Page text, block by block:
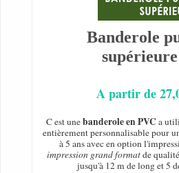
Banderole
A partir de
C est unebanderole en PVC a
entièrement personnalisable pour
à 5 ans avec en option
impression grand formatde
jusqu'à 12 m de long et 5